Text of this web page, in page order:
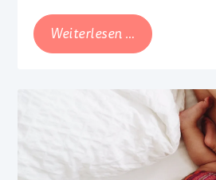
Weiterlesen … Fünf
Spielsachen
Förderung
der
Baby-
Entwicklung